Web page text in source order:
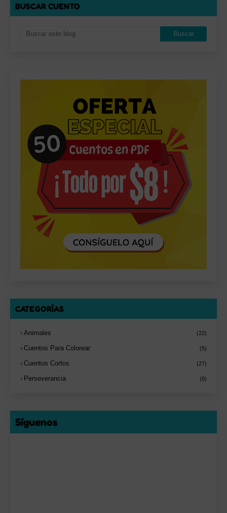
BUSCAR CUENTO
CATEGORÍAS
Animales (22)
Cuentos Para Colorear (5)
Cuentos Cortos (27)
Perseverancia (6)
Síguenos